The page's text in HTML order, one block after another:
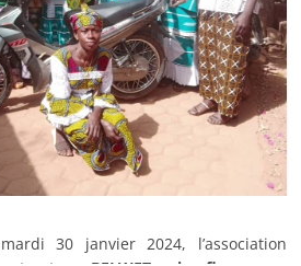
30 janvier 2024, l’association